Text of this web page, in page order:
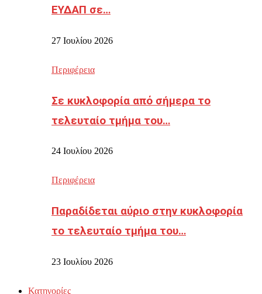
ΕΥΔΑΠ σε…
27 Ιουλίου 2026
Περιφέρεια
Σε κυκλοφορία από σήμερα το
τελευταίο τμήμα του…
24 Ιουλίου 2026
Περιφέρεια
Παραδίδεται αύριο στην κυκλοφορία
το τελευταίο τμήμα του…
23 Ιουλίου 2026
Κατηγορίες